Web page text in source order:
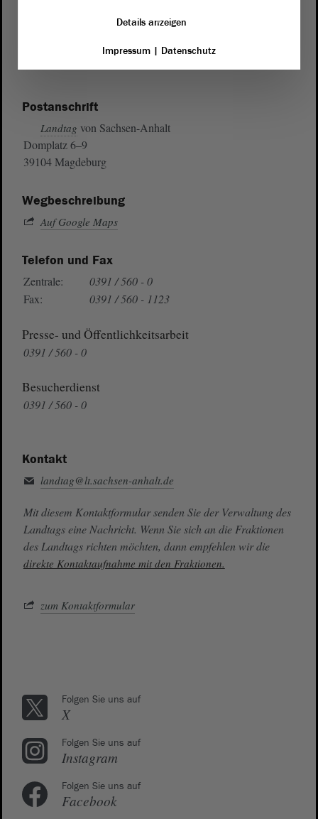
Postanschrift
Landtag von Sachsen-Anhalt
Domplatz 6–9
39104 Magdeburg
Wegbeschreibung
Auf Google Maps
Telefon und Fax
Zentrale:
0391 / 560 - 0
Fax:
0391 / 560 - 1123
Presse- und Öffentlichkeitsarbeit
0391 / 560 - 0
Besucherdienst
0391 / 560 - 0
Kontakt
landtag@lt.sachsen-anhalt.de
Mit diesem Kontaktformular senden Sie der Verwaltung des
Landtags eine Nachricht. Wenn Sie sich an die Fraktionen
des Landtags richten möchten, dann empfehlen wir die
direkte Kontaktaufnahme mit den Fraktionen.
zum Kontaktformular
Folgen Sie uns auf
X
Folgen Sie uns auf
Instagram
Folgen Sie uns auf
Facebook
Details anzeigen
Impressum| Datenschutz